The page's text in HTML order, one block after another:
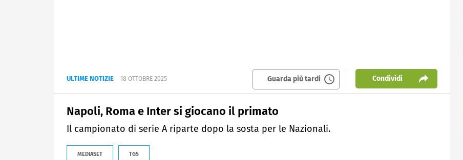
ULTIME NOTIZIE 18 OTTOBRE 2025 Guarda più tardi Condividi
Napoli, Roma e Inter si giocano il primato
Il campionato di serie A riparte dopo la sosta per le Nazionali.
MEDIASET TG5